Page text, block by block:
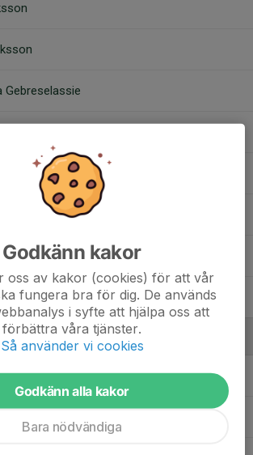
Gebreselassie
Tränare
Godkänn kakor
oss av kakor (cookies) för att vår
fungera bra för dig. De används
i syfte att hjälpa oss att
förbättra våra tjänster.
Så använder vi cookies
Godkänn alla kakor
Bara nödvändiga